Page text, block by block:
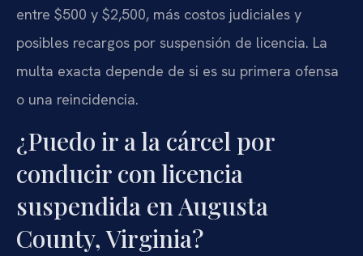
entre $500 y $2,500, más costos judiciales y
posibles recargos por suspensión de licencia. La
multa exacta depende de si es su primera ofensa
o una reincidencia.
¿Puedo ir a la cárcel por
conducir con licencia
suspendida en Augusta
County, Virginia?